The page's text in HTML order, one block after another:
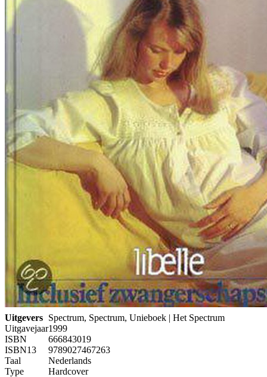
Uitgevers Spectrum, Spectrum, Unieboek | Het Spectrum
Uitgavejaar1999
ISBN
666843019
ISBN13
9789027467263
Taal
Nederlands
Type
Hardcover